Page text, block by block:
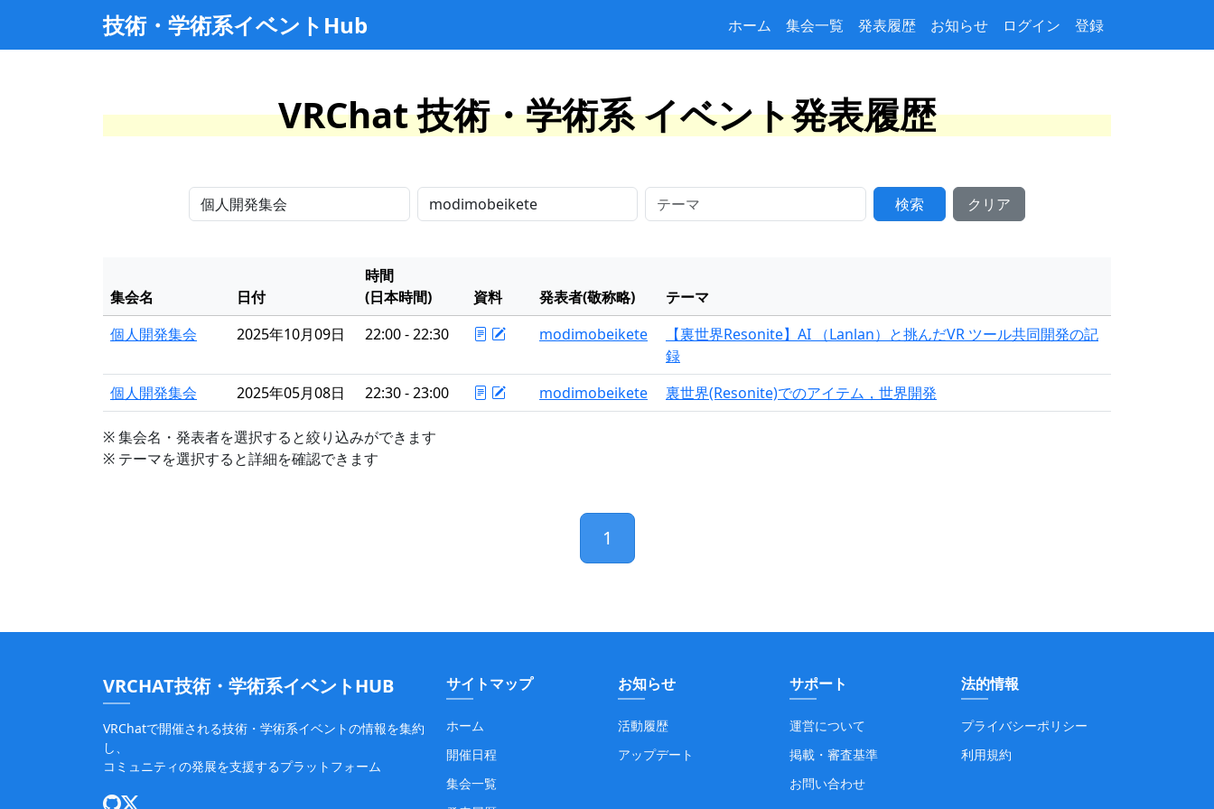
技術・学術系イベントHub ホーム 集会一覧 発表履歴 お知らせ ログイン 登録
VRChat 技術・学術系 イベント発表履歴
検索 クリア
集会名 日付
時間
(日本時間)
資料 発表者(敬称略)
テーマ
個人開発集会
2025年10月09日 22:00 - 22:30 modimobeikete
【裏世界Resonite】AI （Lanlan）と挑んだVR ツール共同開発の記
録
個人開発集会
2025年05月08日 22:30 - 23:00 modimobeikete 裏世界(Resonite)でのアイテム，世界開発
※ 集会名・発表者を選択すると絞り込みができます
※ テーマを選択すると詳細を確認できます
1
VRCHAT技術・学術系イベントHUB
VRChatで開催される技術・学術系イベントの情報を集約
し、
コミュニティの発展を支援するプラットフォーム
サイトマップ
ホーム
開催日程
集会一覧
お知らせ
活動履歴
アップデート
サポート
運営について
掲載・審査基準
お問い合わせ
法的情報
プライバシーポリシー
利用規約